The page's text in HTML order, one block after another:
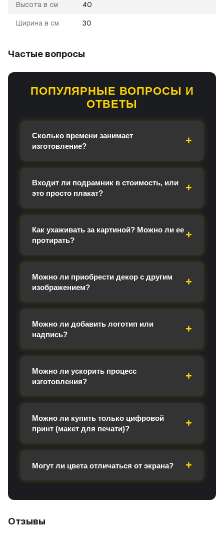
Высота в см 40
Ширина в см 30
Частые вопросы
ПОПУЛЯРНЫЕ ВОПРОСЫ И
ОТВЕТЫ
Сколько времени занимает
изготовление?
Входит ли подрамник в стоимость, или
это просто плакат?
Как ухаживать за картиной? Можно ли ее
протирать?
Можно ли приобрести декор с другим
изображением?
Можно ли добавить логотип или
надпись?
Можно ли ускорить процесс
изготовления?
Можно ли купить только цифровой
принт (макет для печати)?
Могут ли цвета отличаться от экрана?
Отзывы